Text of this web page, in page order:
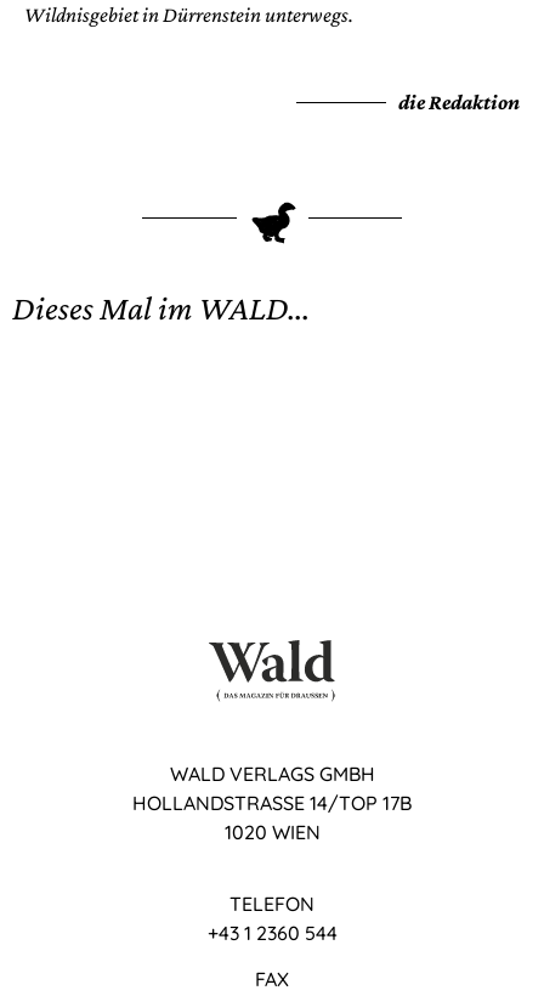
Wildnisgebiet in Dürrenstein unterwegs.
die Redaktion
T
Dieses Mal im WALD...
WALD VERLAGS GMBH
HOLLANDSTRASSE 14/TOP 17B
1020 WIEN
TELEFON
+43 1 2360 544
FAX